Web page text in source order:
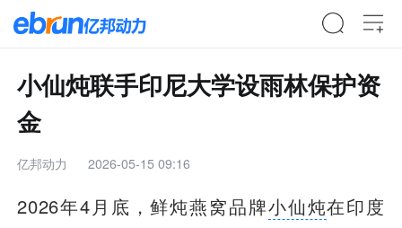
小仙炖联手印尼大学设雨林保护资
金
亿邦动力 2026-05-15 09:16
2026年4月底，鲜炖燕窝品牌小仙炖在印度